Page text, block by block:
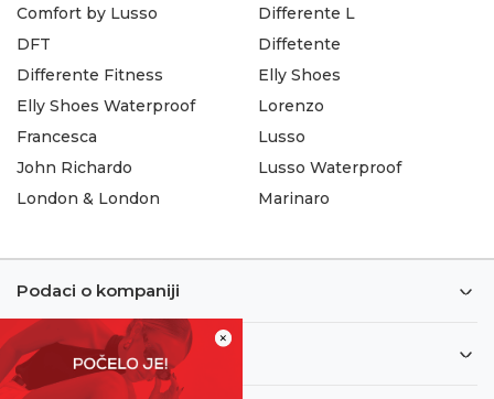
×
Comfort by Lusso
DFT
Differente Fitness
Differente L
Diffetente
Elly Shoes
Elly Shoes Waterproof
Francesca
John Richardo
London & London
Lorenzo
Lusso
Lusso Waterproof
Marinaro
Podaci o kompaniji
Informacije